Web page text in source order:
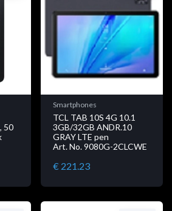
50
Smartphones
TCL TAB 10S 4G 10.1
3GB/32GB ANDR.10
GRAY LTE pen
Art. No. 9080G-2CLCWE
€ 221.23